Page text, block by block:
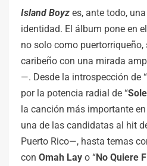
Island Boyz es, ante todo,
identidad. El álbum pone en
no solo como
caribeño con una mirada
—. Desde la introspección de “
por la potencia radial de “
la canción más importante
una de las candidatas al hit
Puerto Rico—, hasta temas
con Omah Lay o “No Quiere